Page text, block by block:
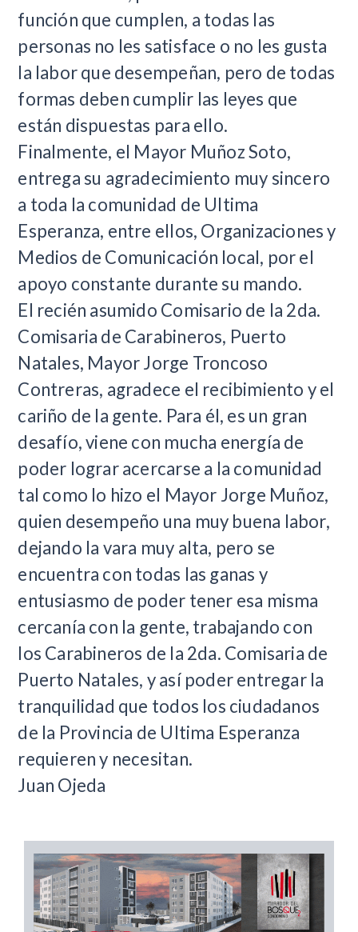
función que cumplen, a todas las
personas no les satisface o no les gusta
la labor que desempeñan, pero de todas
formas deben cumplir las leyes que
están dispuestas para ello.
Finalmente, el Mayor Muñoz Soto,
entrega su agradecimiento muy sincero
a toda la comunidad de Ultima
Esperanza, entre ellos, Organizaciones y
Medios de Comunicación local, por el
apoyo constante durante su mando.
El recién asumido Comisario de la 2da.
Comisaria de Carabineros, Puerto
Natales, Mayor Jorge Troncoso
Contreras, agradece el recibimiento y el
cariño de la gente. Para él, es un gran
desafío, viene con mucha energía de
poder lograr acercarse a la comunidad
tal como lo hizo el Mayor Jorge Muñoz,
quien desempeño una muy buena labor,
dejando la vara muy alta, pero se
encuentra con todas las ganas y
entusiasmo de poder tener esa misma
cercanía con la gente, trabajando con
los Carabineros de la 2da. Comisaria de
Puerto Natales, y así poder entregar la
tranquilidad que todos los ciudadanos
de la Provincia de Ultima Esperanza
requieren y necesitan.
Juan Ojeda